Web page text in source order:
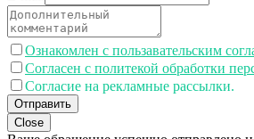
Ознакомлен с пользавательским
Согласен с политекой обработки
Согласие на рекламные рассылки.
Отправить
Close